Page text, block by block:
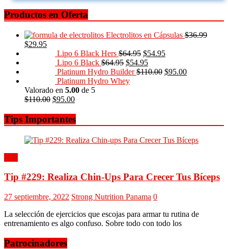
Productos en Oferta
Electrolitos en Cápsulas $36.99
$29.95
Lipo 6 Black Hers $64.95 $54.95
Lipo 6 Black $64.95 $54.95
Platinum Hydro Builder $110.00 $95.00
Platinum Hydro Whey
Valorado en 5.00 de 5
$110.00 $95.00
Tips Importantes
Tip #229: Realiza Chin-Ups Para Crecer Tus Bíceps
27 septiembre, 2022 Strong Nutrition Panama 0
La selección de ejercicios que escojas para armar tu rutina de
entrenamiento es algo confuso. Sobre todo con todo los
Patrocinadores